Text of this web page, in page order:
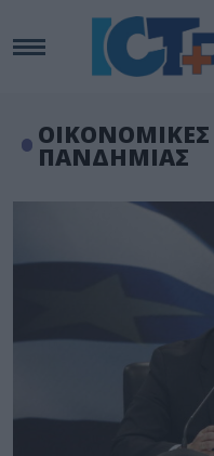
ΟΙΚΟΝΟΜΙΚΕΣ
ΠΑΝΔΗΜΙΑΣ